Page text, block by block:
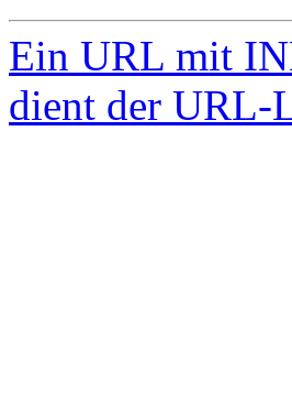
Ein URL mit
dient der URL-